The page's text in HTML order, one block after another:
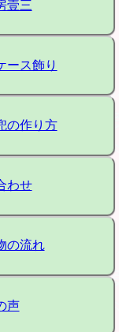
壹三
ース飾り
の作り方
わせ
の流れ
声